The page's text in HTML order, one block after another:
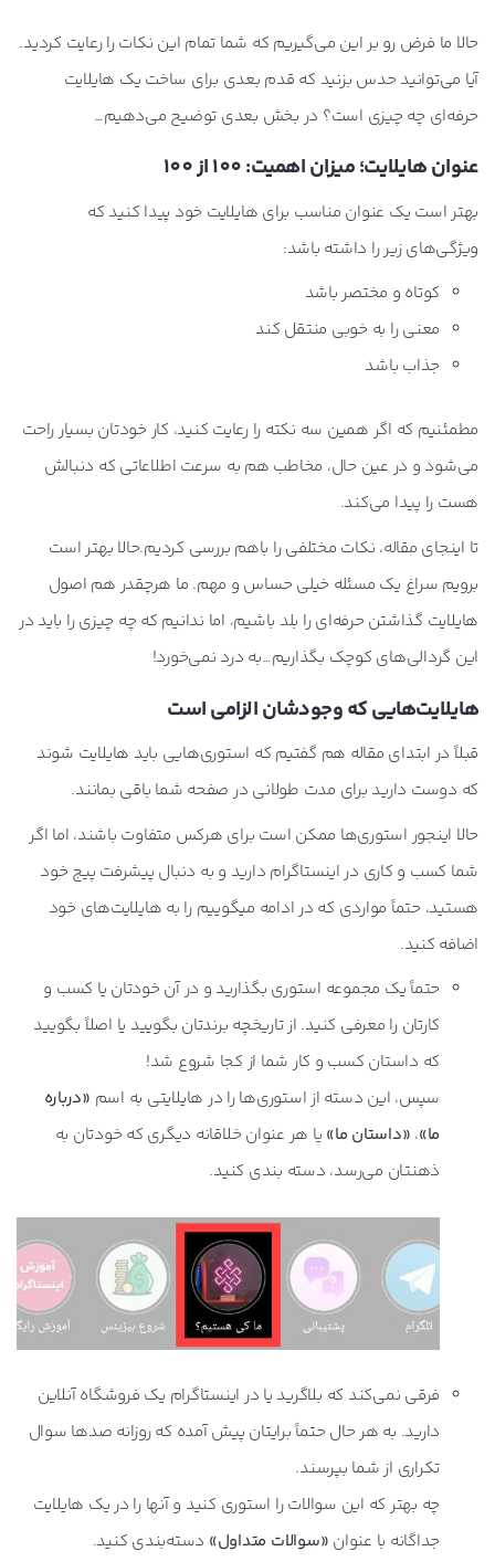
حالا ما فرض رو بر این می‌گیریم که شما تمام این نکات را رعایت کردید.
آیا می‌توانید حدس بزنید که قدم بعدی برای ساخت یک هایلایت
حرفه‌ای چه چیزی است؟ در بخش بعدی توضیح می‌دهیم…
عنوان هایلایت؛ میزان اهمیت: 100 از 100
بهتر است یک عنوان مناسب برای هایلایت خود پیدا کنید که
ویژگی‌های زیر را داشته باشد:
کوتاه و مختصر باشد
معنی را به خوبی منتقل کند
جذاب باشد
مطمئنیم که اگر همین سه نکته را رعایت کنید، کار خودتان بسیار راحت
می‌شود و در عین حال، مخاطب هم به سرعت اطلاعاتی که دنبالش
هست را پیدا می‌کند.
تا اینجای مقاله، نکات مختلفی را باهم بررسی کردیم.حالا بهتر است
برویم سراغ یک مسئله خیلی حساس و مهم. ما هرچقدر هم اصول
هایلایت گذاشتن حرفه‌ای را بلد باشیم، اما ندانیم که چه چیزی را باید در
این گردالی‌های کوچک بگذاریم…به درد نمی‌خورد!
هایلایت‌هایی که وجودشان الزامی است
قبلاً در ابتدای مقاله هم گفتیم که استوری‌هایی باید هایلایت شوند
که دوست دارید برای مدت طولانی در صفحه شما باقی بمانند.
حالا اینجور استوری‌ها ممکن است برای هرکس متفاوت باشند، اما اگر
شما کسب و کاری در اینستاگرام دارید و به دنبال پیشرفت پیج خود
هستید، حتماً مواردی که در ادامه میگوییم را به هایلایت‌های خود
اضافه کنید.
حتماً یک مجموعه استوری بگذارید و در آن خودتان یا کسب و
کارتان را معرفی کنید. از تاریخچه برندتان بگویید یا اصلاً بگویید
که داستان کسب و کار شما از کجا شروع شد!
سپس، این دسته از استوری‌ها را در هایلایتی به اسم «درباره
ما»، «داستان ما» یا هر عنوان خلاقانه دیگری که خودتان به
ذهنتان می‌رسد، دسته بندی کنید.
فرقی نمی‌کند که بلاگرید یا در اینستاگرام یک فروشگاه آنلاین
دارید. به هر حال حتماً برایتان پیش آمده که روزانه صدها سوال
تکراری از شما بپرسند.
چه بهتر که این سوالات را استوری کنید و آنها را در یک هایلایت
جداگانه با عنوان «سوالات متداول» دسته‌بندی کنید.